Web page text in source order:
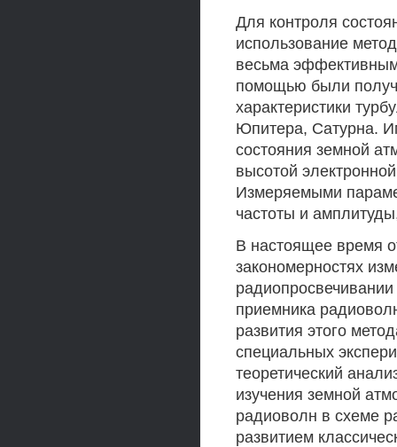
Для контроля
использование
весьма
помощью были
характеристики
Юпитера, Сатурна.
состояния земной
высотой
Измеряемыми
частоты и
В настоящее время
закономерностях
приемника
развития этого
специальных
теоретический
изучения земной
радиоволн в схеме
развитием